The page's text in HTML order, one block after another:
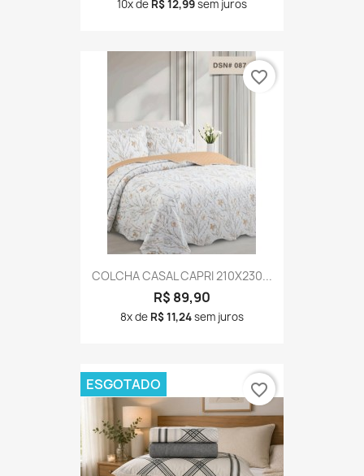
10x de R$ 12,99sem juros
COLCHA CASAL CAPRI 210X230...
R$ 89,90
8x de R$ 11,24sem juros
favorite_border
ESGOTADO favorite_border